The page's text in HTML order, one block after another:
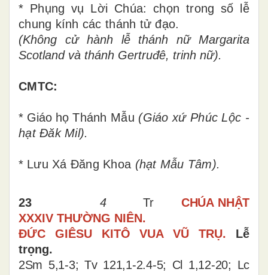
* Phụng vụ Lời Chúa: chọn trong số lễ
chung kính các thánh tử đạo.
(Không cử hành lễ thánh
nữ Margarita
Scotland và thánh Gertruđê, trinh nữ).
CMTC:
* Giáo họThánh Mẫu (Giáo xứ Phúc Lộc -
hạt Đăk Mil).
* Lưu Xá Đăng Khoa (hạt Mẫu Tâm).
23 4 Tr CHÚA NHẬT
XXXIV THƯỜNG NIÊN.
ĐỨC GIÊSU KITÔ VUA VŨ TRỤ.
Lễ
trọng.
2Sm 5,1-3; Tv 121,1-2.4-5; Cl 1,12-20; Lc